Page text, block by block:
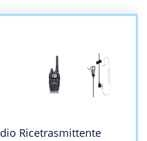
Ricetrasmittente